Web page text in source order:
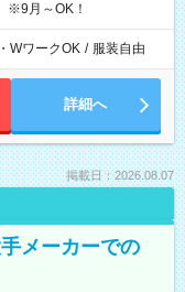
月～OK！
WワークOK / 服装自由
詳細へ
掲載日：2026.08.07
メーカーでの